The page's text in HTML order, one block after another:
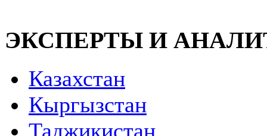
ЭКСПЕРТЫ И
Казахстан
Кыргызстан
Таджикистан